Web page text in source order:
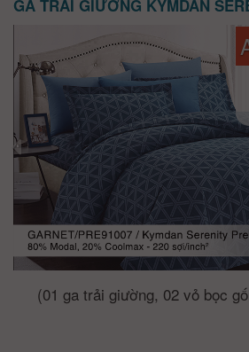
GA TRẢI GIƯỜNG KYMDAN
(01 ga trải giường, 02 vỏ bọc